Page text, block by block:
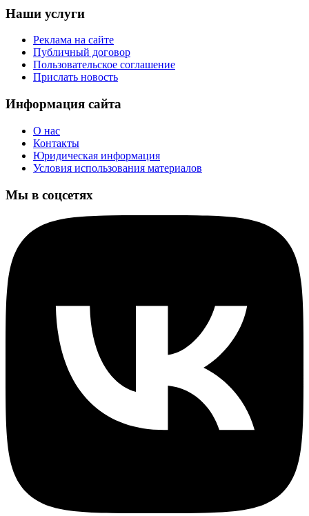
Наши услуги
Реклама на сайте
Публичный договор
Пользовательское соглашение
Прислать новость
Информация сайта
О нас
Контакты
Юридическая информация
Условия использования материалов
Мы в соцсетях